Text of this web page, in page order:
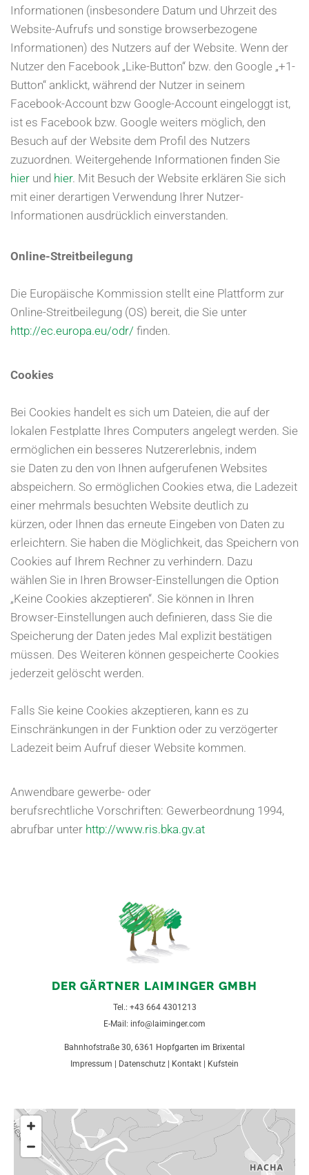
Informationen (insbesondere Datum und Uhrzeit des
Website-Aufrufs und sonstige browserbezogene
Informationen) des Nutzers auf der Website. Wenn der
Nutzer den Facebook „Like-Button“ bzw. den Google „+1-
Button“ anklickt, während der Nutzer in seinem
Facebook-Account bzw Google-Account eingeloggt ist,
ist es Facebook bzw. Google weiters möglich, den
Besuch auf der Website dem Profil des Nutzers
zuzuordnen. Weitergehende Informationen finden Sie
hier und hier. Mit Besuch der Website erklären Sie sich
mit einer derartigen Verwendung Ihrer Nutzer-
Informationen ausdrücklich einverstanden.
Online-Streitbeilegung
Die Europäische Kommission stellt eine Plattform zur
Online-Streitbeilegung (OS) bereit, die Sie unter
http://ec.europa.eu/odr/ finden.
Cookies
Bei Cookies handelt es sich um Dateien, die auf der
lokalen Festplatte Ihres Computers angelegt werden. Sie
ermöglichen ein besseres Nutzererlebnis, indem
sie Daten zu den von Ihnen aufgerufenen Websites
abspeichern. So ermöglichen Cookies etwa, die Ladezeit
einer mehrmals besuchten Website deutlich zu
kürzen, oder Ihnen das erneute Eingeben von Daten zu
erleichtern. Sie haben die Möglichkeit, das Speichern von
Cookies auf Ihrem Rechner zu verhindern. Dazu
wählen Sie in Ihren Browser-Einstellungen die Option
„Keine Cookies akzeptieren“. Sie können in Ihren
Browser-Einstellungen auch definieren, dass Sie die
Speicherung der Daten jedes Mal explizit bestätigen
müssen. Des Weiteren können gespeicherte Cookies
jederzeit gelöscht werden.
Falls Sie keine Cookies akzeptieren, kann es zu
Einschränkungen in der Funktion oder zu verzögerter
Ladezeit beim Aufruf dieser Website kommen.
Anwendbare gewerbe- oder
berufsrechtliche Vorschriften: Gewerbeordnung 1994,
abrufbar unter http://www.ris.bka.gv.at
DER GÄRTNER LAIMINGER GMBH
Tel.: +43 664 4301213
E-Mail: info@laiminger.com
Bahnhofstraße 30, 6361 Hopfgarten im Brixental
Impressum
Datenschutz Kontakt Kufstein